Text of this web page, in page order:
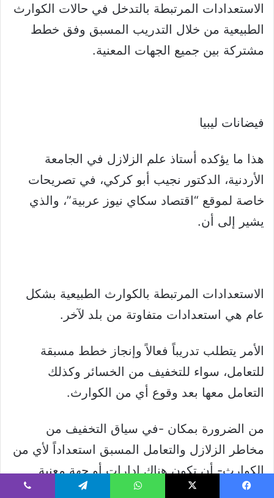
الاستعدادات المرتبطة بالتدخل في حالات الكوارث
الطبيعية من خلال التدريب المسبق وفق خطط
مشتركة بين جميع الجهات المعنية.
فيضانات ليبيا
هذا ما يؤكده أستاذ علم الزلازل في الجامعة
الأردنية، الدكتور نجيب أبو كركي، في تصريحات
خاصة لموقع “اقتصاد سكاي نيوز عربية”، والذي
يشير إلى أن.
الاستعدادات المرتبطة بالكوارث الطبيعية بشكل
عام هي استعدادات متفاوتة من بلد لآخر.
الأمر يتطلب تدريباً فعالاً وإنجاز خطط مسبقة
للتعامل، سواء للتخفيف من الخسائر وكذلك
التعامل معها بعد وقوع أي من الكوارث.
من الضرورة بمكان -في سياق التخفيف من
مخاطر الزلازل والتعامل المسبق استعداداً لأي من
الكوارث- أن تكون هناك إدارات أو جهة معنية
بهكذا موضوع في كل دولة عربية، تدعمها القوانين